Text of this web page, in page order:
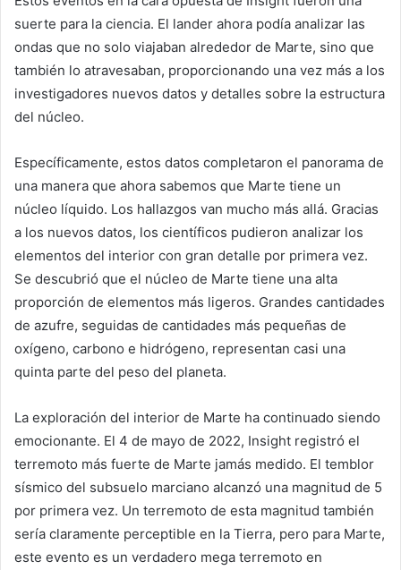
suerte para la ciencia. El lander ahora podía analizar las
ondas que no solo viajaban alrededor de Marte, sino que
también lo atravesaban, proporcionando una vez más a los
investigadores nuevos datos y detalles sobre la estructura
del núcleo.
Específicamente, estos datos completaron el panorama de
una manera que ahora sabemos que Marte tiene un
núcleo líquido. Los hallazgos van mucho más allá. Gracias
a los nuevos datos, los científicos pudieron analizar los
elementos del interior con gran detalle por primera vez.
Se descubrió que el núcleo de Marte tiene una alta
proporción de elementos más ligeros. Grandes cantidades
de azufre, seguidas de cantidades más pequeñas de
oxígeno, carbono e hidrógeno, representan casi una
quinta parte del peso del planeta.
La exploración del interior de Marte ha continuado siendo
emocionante. El 4 de mayo de 2022, Insight registró el
terremoto más fuerte de Marte jamás medido. El temblor
sísmico del subsuelo marciano alcanzó una magnitud de 5
por primera vez. Un terremoto de esta magnitud también
sería claramente perceptible en la Tierra, pero para Marte,
este evento es un verdadero mega terremoto en